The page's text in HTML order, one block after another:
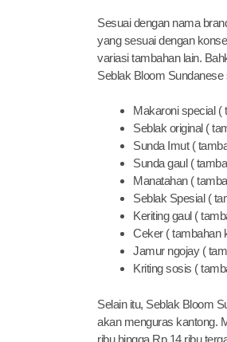
Sesuai dengan nama
yang sesuai dengan
variasi tambahan lain.
Seblak Bloom Sundanese
Makaroni special (
Seblak original (
Sunda Imut (
Sunda gaul (
Manatahan (
Seblak Spesial (
Keriting gaul (
Ceker ( tambahan
Jamur ngojay (
Kriting sosis (
Selain itu, Seblak Bloom
akan menguras kantong.
ribu hingga Rp 14 ribu